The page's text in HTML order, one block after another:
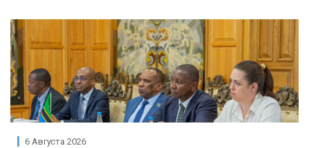
6 Августа 2026